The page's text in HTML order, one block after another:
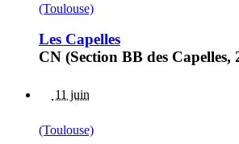
(Toulouse)
Les Capelles
CN (Section BB des
11 juin
(Toulouse)